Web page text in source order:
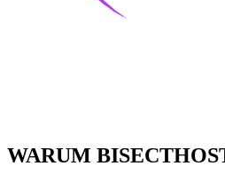
WARUM